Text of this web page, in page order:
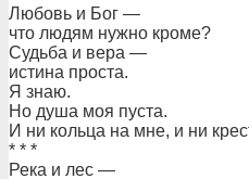
Любовь и Бог —
что людям нужно кроме?
Судьба и вера —
истина проста.
Я знаю.
Но душа моя пуста.
И ни кольца на мне, и ни
* * *
Река и лес —